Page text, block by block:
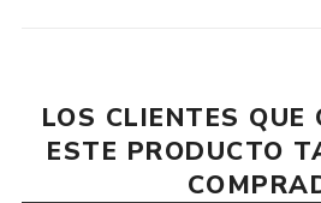
LOS CLIENTES QUE
ESTE PRODUCTO